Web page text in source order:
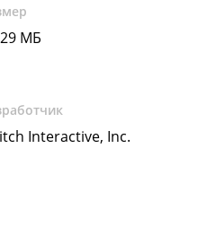
МБ
Interactive, Inc.